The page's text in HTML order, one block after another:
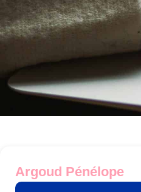
Argoud Pénélope